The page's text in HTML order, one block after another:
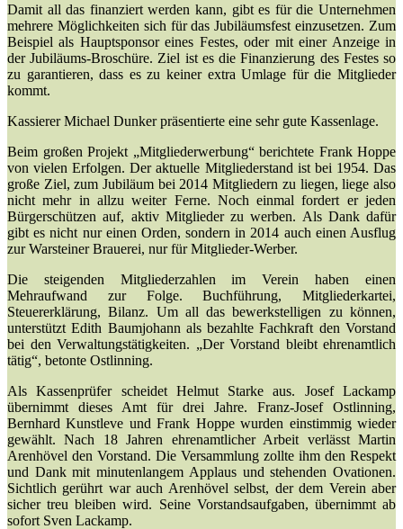
Damit all das finanziert werden kann, gibt es für die Unternehmen
mehrere Möglichkeiten sich für das Jubiläumsfest einzusetzen. Zum
Beispiel als Hauptsponsor eines Festes, oder mit einer Anzeige in
der Jubiläums-Broschüre. Ziel ist es die Finanzierung des Festes so
zu garantieren, dass es zu keiner extra Umlage für die Mitglieder
kommt.
Kassierer Michael Dunker präsentierte eine sehr gute Kassenlage.
Beim großen Projekt „Mitgliederwerbung“ berichtete Frank Hoppe
von vielen Erfolgen. Der aktuelle Mitgliederstand ist bei 1954. Das
große Ziel, zum Jubiläum bei 2014 Mitgliedern zu liegen, liege also
nicht mehr in allzu weiter Ferne. Noch einmal fordert er jeden
Bürgerschützen auf, aktiv Mitglieder zu werben. Als Dank dafür
gibt es nicht nur einen Orden, sondern in 2014 auch einen Ausflug
zur Warsteiner Brauerei, nur für Mitglieder-Werber.
Die steigenden Mitgliederzahlen im Verein haben einen
Mehraufwand zur Folge. Buchführung, Mitgliederkartei,
Steuererklärung, Bilanz. Um all das bewerkstelligen zu können,
unterstützt Edith Baumjohann als bezahlte Fachkraft den Vorstand
bei den Verwaltungstätigkeiten. „Der Vorstand bleibt ehrenamtlich
tätig“, betonte Ostlinning.
Als Kassenprüfer scheidet Helmut Starke aus. Josef Lackamp
übernimmt dieses Amt für drei Jahre. Franz-Josef Ostlinning,
Bernhard Kunstleve und Frank Hoppe wurden einstimmig wieder
gewählt. Nach 18 Jahren ehrenamtlicher Arbeit verlässt Martin
Arenhövel den Vorstand. Die Versammlung zollte ihm den Respekt
und Dank mit minutenlangem Applaus und stehenden Ovationen.
Sichtlich gerührt war auch Arenhövel selbst, der dem Verein aber
sicher treu bleiben wird. Seine Vorstandsaufgaben, übernimmt ab
sofort Sven Lackamp.